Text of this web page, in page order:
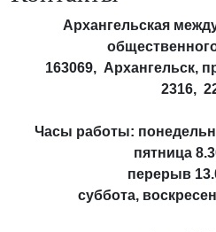
Архангельская
163069, Архангельск,
2316,
Часы работы:
пятница
перерыв
суббота,